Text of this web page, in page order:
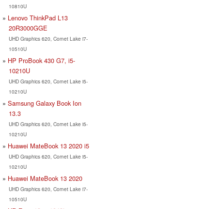
10810U
Lenovo ThinkPad L13
20R3000GGE
UHD Graphics 620, Comet Lake i7-
10510U
HP ProBook 430 G7, i5-
10210U
UHD Graphics 620, Comet Lake i5-
10210U
Samsung Galaxy Book Ion
13.3
UHD Graphics 620, Comet Lake i5-
10210U
Huawei MateBook 13 2020 i5
UHD Graphics 620, Comet Lake i5-
10210U
Huawei MateBook 13 2020
UHD Graphics 620, Comet Lake i7-
10510U